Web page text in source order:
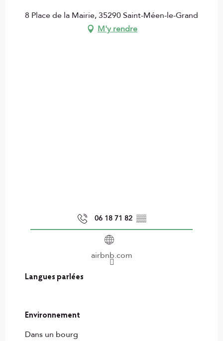
8 Place de la Mairie, 35290 Saint-Méen-le-Grand
M'y rendre
06 18 71 82 ▒▒
airbnb.com
Langues parlées
Langues parlées
Environnement
Environnement
Dans un bourg